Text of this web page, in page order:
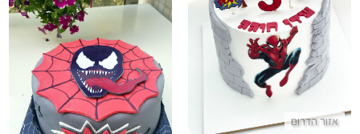
אזור הדרום
הילה מתוקה
דנה'לה